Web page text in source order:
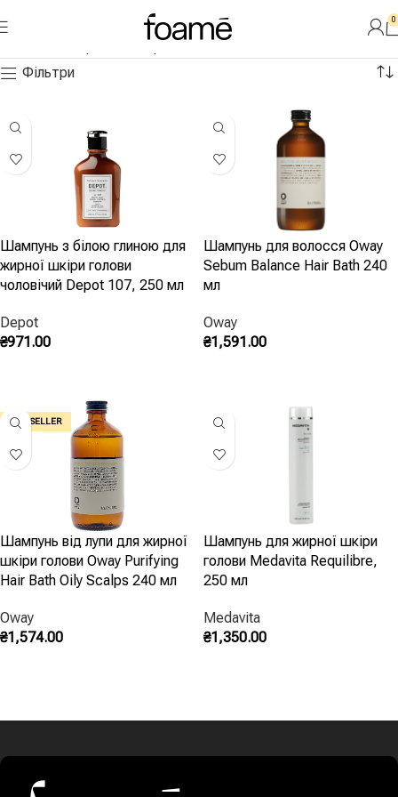
0
Читати далі
Фільтри
Шампунь з білою глиною для
жирної шкіри голови
чоловічий Depot 107, 250 мл
Depot
₴971.00
Шампунь для волосся Oway
Sebum Balance Hair Bath 240
мл
Oway
₴1,591.00
BEST SELLER
Шампунь від лупи для жирної
шкіри голови Oway Purifying
Hair Bath Oily Scalps 240 мл
Oway
₴1,574.00
Шампунь для жирної шкіри
голови Medavita Requilibre,
250 мл
Medavita
₴1,350.00